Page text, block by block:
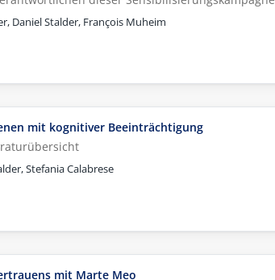
Daniel Stalder, François Muheim
mit kognitiver Beeinträchtigung
Stefania Calabrese
mit Marte Meo